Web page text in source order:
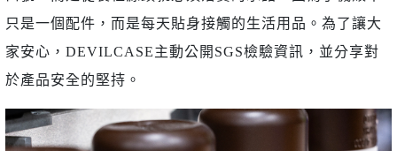
只是一個配件，而是每天貼身接觸的生活用品。為了讓大
家安心，DEVILCASE主動公開SGS檢驗資訊，並分享對
於產品安全的堅持。